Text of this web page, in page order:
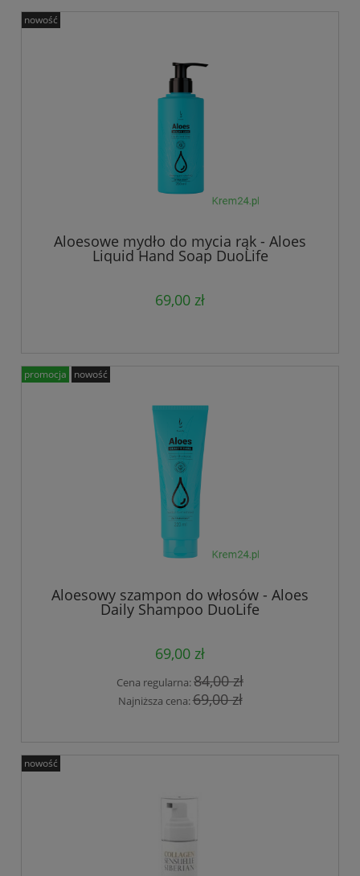
Aloesowe mydło do mycia rąk - Aloes
Liquid Hand Soap DuoLife
69,00 zł
nowość
Aloesowy szampon do włosów - Aloes
Daily Shampoo DuoLife
69,00 zł
Cena regularna:84,00 zł
Najniższa cena:69,00 zł
promocja nowość
nowość